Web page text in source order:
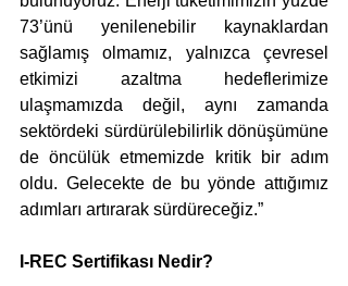
73’ünü yenilenebilir kaynaklardan
sağlamış olmamız, yalnızca çevresel
etkimizi azaltma hedeflerimize
ulaşmamızda değil, aynı zamanda
sektördeki sürdürülebilirlik dönüşümüne
de öncülük etmemizde kritik bir adım
oldu. Gelecekte de bu yönde attığımız
adımları artırarak sürdüreceğiz.”
I-REC Sertifikası Nedir?